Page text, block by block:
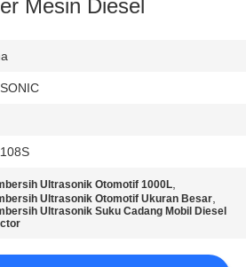
Mesin Diesel
Ultrasonik Otomotif 1000L,
Ultrasonik Otomotif Ukuran Besar,
Ultrasonik Suku Cadang Mobil Diesel